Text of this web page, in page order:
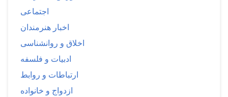
اجتماعی
اخبار هنرمندان
اخلاق و روانشناسی
ادبیات و فلسفه
ارتباطات و روابط
ازدواج و خانواده